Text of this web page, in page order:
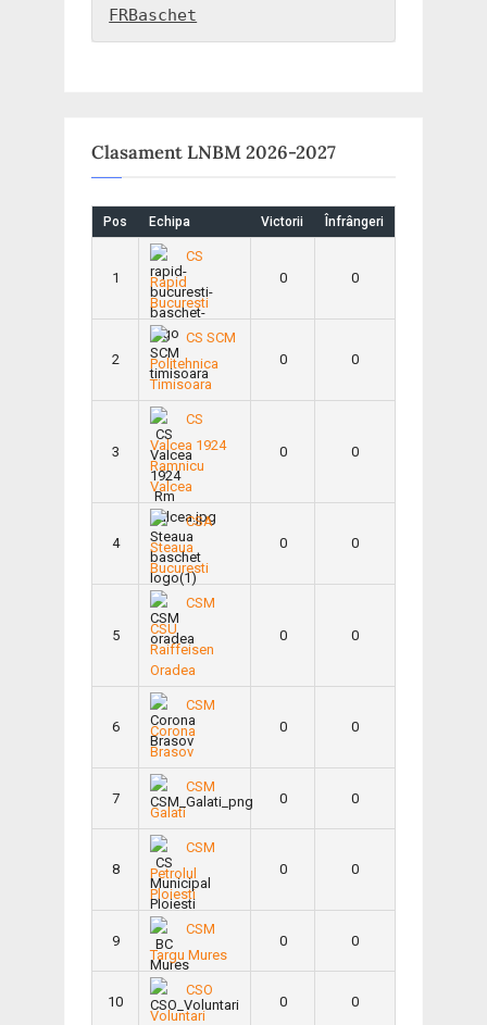
FRBaschet
Clasament LNBM 2026-2027
Pos Echipa Victorii Înfrângeri
1
CS
Rapid
Bucuresti
0 0
2
CS SCM
Politehnica
Timisoara
0 0
3
CS
Valcea 1924
Ramnicu
Valcea
0 0
4
CSA
Steaua
Bucuresti
0 0
5
CSM
CSU
Raiffeisen
Oradea
0 0
6
CSM
Corona
Brasov
0 0
7
CSM
Galati
0 0
8
CSM
Petrolul
Ploiesti
0 0
9
CSM
Targu Mures
0 0
10
CSO
Voluntari
0 0